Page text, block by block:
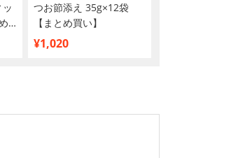
つお節添え 35g×12袋
【まとめ買い】
¥1,020